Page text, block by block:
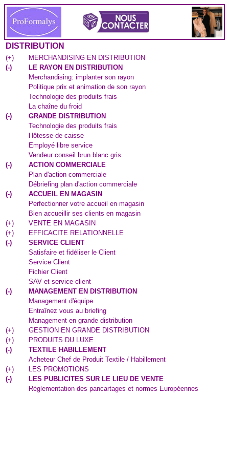
DISTRIBUTION
(+)
MERCHANDISING EN DISTRIBUTION
(-)
LE RAYON EN DISTRIBUTION
Merchandising: implanter son rayon
Politique prix et animation de son rayon
Technologie des produits frais
La chaîne du froid
(-)
GRANDE DISTRIBUTION
Technologie des produits frais
Hôtesse de caisse
Employé libre service
Vendeur conseil brun blanc gris
(-)
ACTION COMMERCIALE
Plan d'action commerciale
Débriefing plan d'action commerciale
(-)
ACCUEIL EN MAGASIN
Perfectionner votre accueil en magasin
Bien accueillir ses clients en magasin
(+)
VENTE EN MAGASIN
(+)
EFFICACITE RELATIONNELLE
(-)
SERVICE CLIENT
Satisfaire et fidéliser le Client
Service Client
Fichier Client
SAV et service client
(-)
MANAGEMENT EN DISTRIBUTION
Management d'équipe
Entraînez vous au briefing
Management en grande distribution
(+)
GESTION EN GRANDE DISTRIBUTION
(+)
PRODUITS DU LUXE
(-)
TEXTILE HABILLEMENT
Acheteur Chef de Produit Textile / Habillement
(+)
LES PROMOTIONS
(-)
LES PUBLICITES SUR LE LIEU DE VENTE
Réglementation des pancartages et normes Européennes